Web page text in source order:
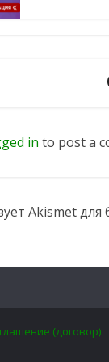
in to post a
Akismet
(договор)